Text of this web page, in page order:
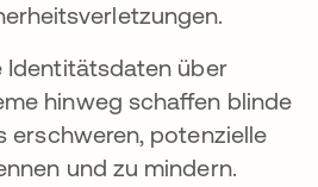
Identitätsdaten über
hinweg schaffen blinde
erschweren, potenzielle
und zu mindern.